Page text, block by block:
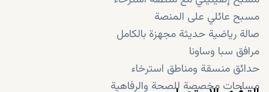
مسبح عائلي على المنصة
صالة رياضية حديثة مجهزة بالكامل
مرافق سبا وساونا
حدائق منسقة ومناطق استرخاء
مساحات مخصصة للصحة والرفاهية